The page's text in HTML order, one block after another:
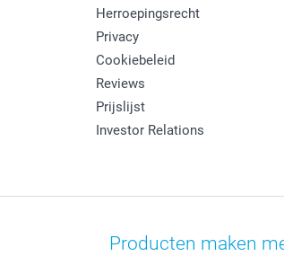
Herroepingsrecht
Privacy
Cookiebeleid
Reviews
Prijslijst
Investor Relations
Producten maken